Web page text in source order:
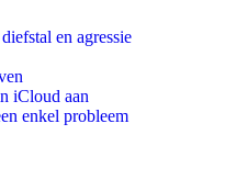
en agressie
iCloud aan
enkel probleem